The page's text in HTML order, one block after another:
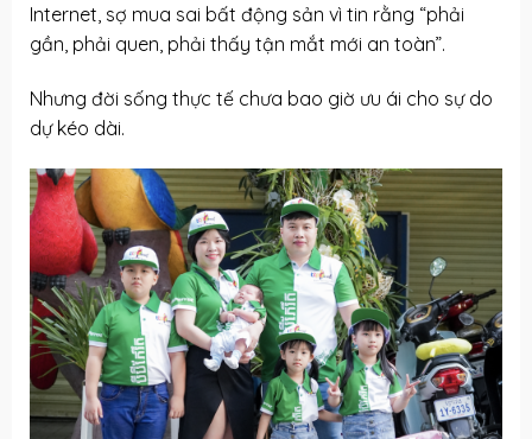
Internet, sợ mua sai bất động sản vì tin rằng “phải
gần, phải quen, phải thấy tận mắt mới an toàn”.
Nhưng đời sống thực tế chưa bao giờ ưu ái cho sự do
dự kéo dài.